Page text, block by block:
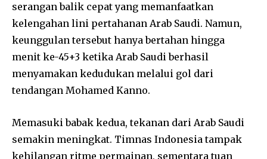
serangan balik cepat yang memanfaatkan
kelengahan lini pertahanan Arab Saudi. Namun,
keunggulan tersebut hanya bertahan hingga
menit ke-45+3 ketika Arab Saudi berhasil
menyamakan kedudukan melalui gol dari
tendangan Mohamed Kanno.
Memasuki babak kedua, tekanan dari Arab Saudi
semakin meningkat. Timnas Indonesia tampak
kehilangan ritme permainan, sementara tuan